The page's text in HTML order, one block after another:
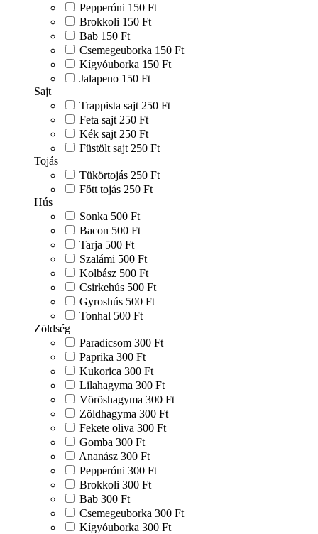
Pepperóni 150 Ft
Brokkoli 150 Ft
Bab 150 Ft
Csemegeuborka 150 Ft
Kígyóuborka 150 Ft
Jalapeno 150 Ft
Sajt
Trappista sajt 250 Ft
Feta sajt 250 Ft
Kék sajt 250 Ft
Füstölt sajt 250 Ft
Tojás
Tükörtojás 250 Ft
Főtt tojás 250 Ft
Hús
Sonka 500 Ft
Bacon 500 Ft
Tarja 500 Ft
Szalámi 500 Ft
Kolbász 500 Ft
Csirkehús 500 Ft
Gyroshús 500 Ft
Tonhal 500 Ft
Zöldség
Paradicsom 300 Ft
Paprika 300 Ft
Kukorica 300 Ft
Lilahagyma 300 Ft
Vöröshagyma 300 Ft
Zöldhagyma 300 Ft
Fekete oliva 300 Ft
Gomba 300 Ft
Ananász 300 Ft
Pepperóni 300 Ft
Brokkoli 300 Ft
Bab 300 Ft
Csemegeuborka 300 Ft
Kígyóuborka 300 Ft